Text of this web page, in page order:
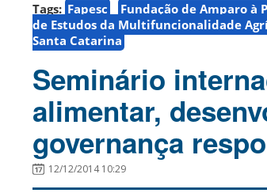
Tags: Fapesc Fundação de Amparo à
de Estudos da Multifuncionalidade
Santa Catarina
Seminário
alimentar,
governança
12/12/2014 10:29